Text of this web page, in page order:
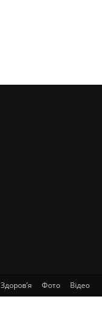
Здоров’я Фото Відео